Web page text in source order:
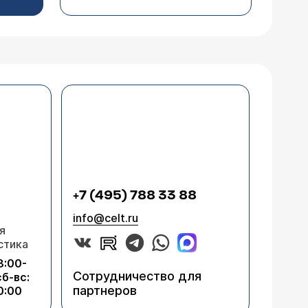
вс:
+7 (495) 788 33 88
info@celt.ru
Сотрудничество для
партнеров